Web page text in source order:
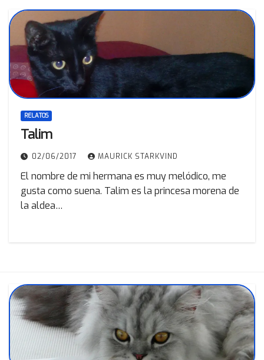
RELATOS
Talim
02/06/2017 MAURICK STARKVIND
El nombre de mi hermana es muy melódico, me
gusta como suena. Talim es la princesa morena de
la aldea…